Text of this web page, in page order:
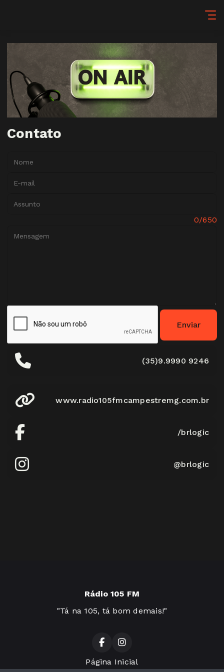
Contato
0/650
Enviar
(35)9.9990 9246
www.radio105fmcampestremg.com.br
/brlogic
@brlogic
Rádio 105 FM
"Tá na 105, tá bom demais!"
Página Inicial